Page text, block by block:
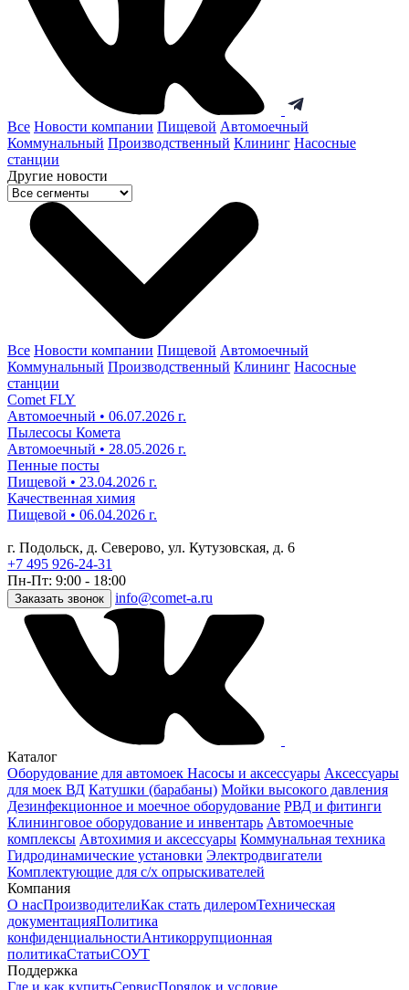
Все Новости компании Пищевой Автомоечный
Коммунальный Производственный Клининг Насосные
станции
Другие новости
Все Новости компании Пищевой Автомоечный
Коммунальный Производственный Клининг Насосные
станции
Comet FLY
Автомоечный • 06.07.2026 г.
Пылесосы Комета
Автомоечный • 28.05.2026 г.
Пенные посты
Пищевой • 23.04.2026 г.
Качественная химия
Пищевой • 06.04.2026 г.
г. Подольск, д. Северово, ул. Кутузовская, д. 6
+7 495 926-24-31
Пн-Пт: 9:00 - 18:00
Заказать звонок info@comet-a.ru
Каталог
Оборудование для автомоек Насосы и аксессуары Аксессуары
для моек ВД Катушки (барабаны) Мойки высокого давления
Дезинфекционное и моечное оборудование РВД и фитинги
Клининговое оборудование и инвентарь Автомоечные
комплексы Автохимия и аксессуары Коммунальная техника
Гидродинамические установки Электродвигатели
Комплектующие для с/х опрыскивателей
Компания
О насПроизводителиКак стать дилеромТехническая
документацияПолитика
конфиденциальностиАнтикоррупционная
политикаСтатьиСОУТ
Поддержка
Где и как купитьСервисПорядок и условие